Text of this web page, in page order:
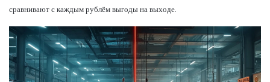
сравнивают с каждым рублём выгоды на выходе.